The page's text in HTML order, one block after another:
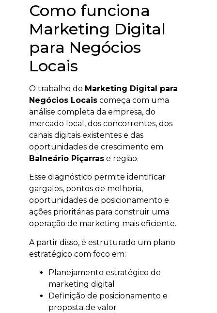
Como funciona
Marketing Digital
para Negócios
Locais
O trabalho de Marketing Digital para
Negócios Locais começa com uma
análise completa da empresa, do
mercado local, dos concorrentes, dos
canais digitais existentes e das
oportunidades de crescimento em
Balneário Piçarras e região.
Esse diagnóstico permite identificar
gargalos, pontos de melhoria,
oportunidades de posicionamento e
ações prioritárias para construir uma
operação de marketing mais eficiente.
A partir disso, é estruturado um plano
estratégico com foco em:
Planejamento estratégico de
marketing digital
Definição de posicionamento e
proposta de valor